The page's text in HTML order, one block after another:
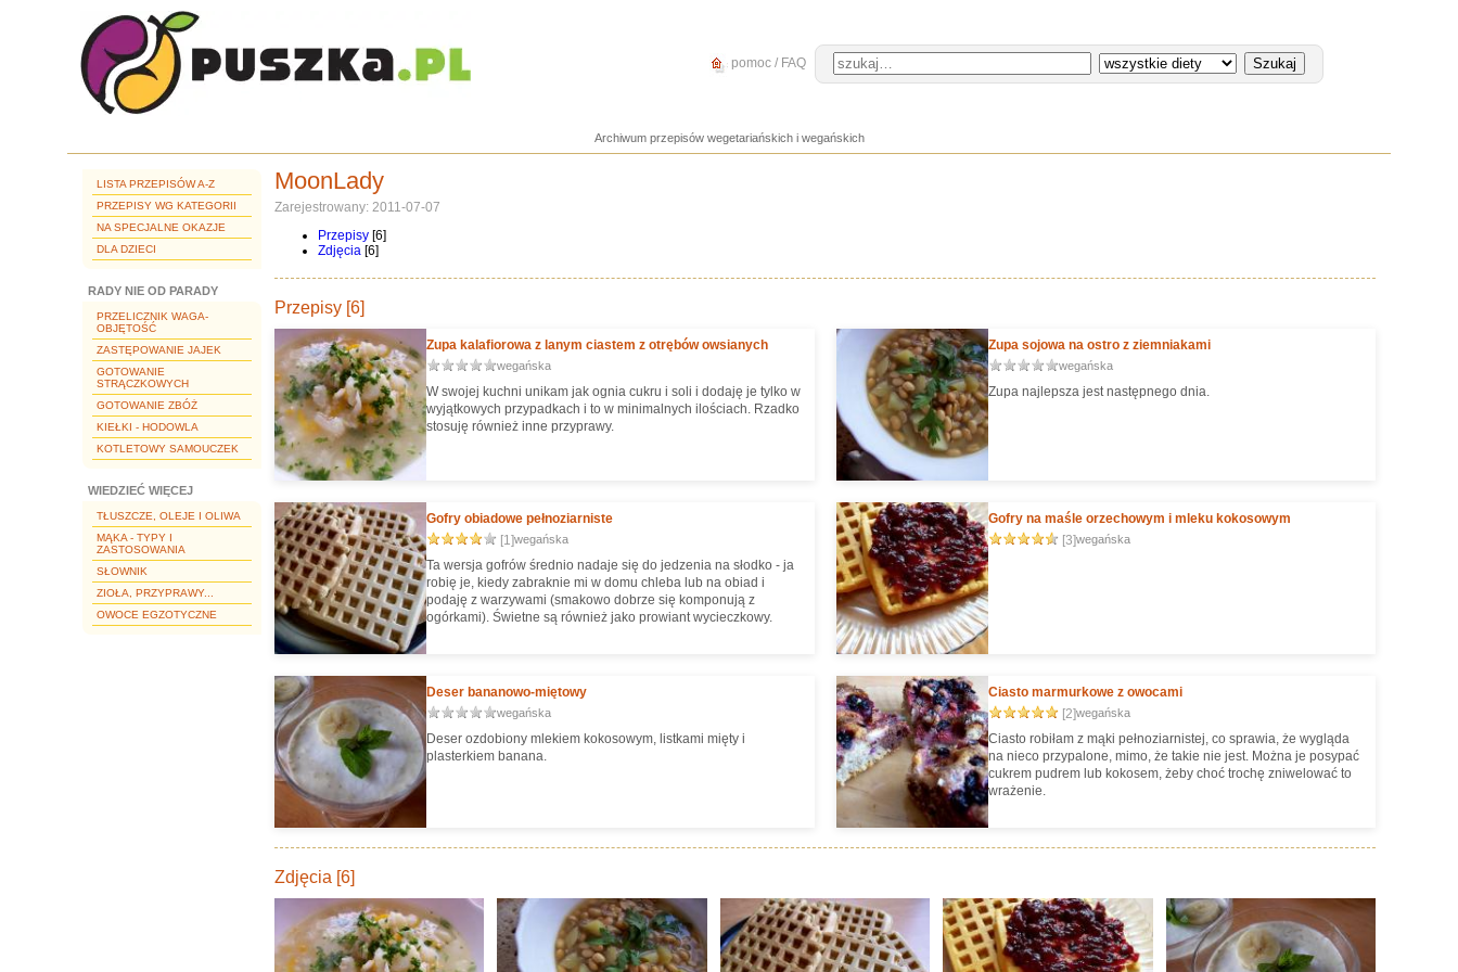
pomoc / FAQ
Archiwum przepisów wegetariańskich i wegańskich
LISTA PRZEPISÓW A-Z
PRZEPISY WG KATEGORII
NA SPECJALNE OKAZJE
DLA DZIECI
RADY NIE OD PARADY
PRZELICZNIK WAGA-
OBJĘTOŚĆ
ZASTĘPOWANIE JAJEK
GOTOWANIE
STRĄCZKOWYCH
GOTOWANIE ZBÓŻ
KIEŁKI - HODOWLA
KOTLETOWY SAMOUCZEK
WIEDZIEĆ WIĘCEJ
TŁUSZCZE, OLEJE I OLIWA
MĄKA - TYPY I
ZASTOSOWANIA
SŁOWNIK
ZIOŁA, PRZYPRAWY...
OWOCE EGZOTYCZNE
MoonLady
Zarejestrowany: 2011-07-07
Przepisy [6]
Zdjęcia [6]
Przepisy [6]
Zupa kalafiorowa z lanym ciastem z otrębów owsianych
wegańska
W swojej kuchni unikam jak ognia cukru i soli i dodaję je tylko w
wyjątkowych przypadkach i to w minimalnych ilościach. Rzadko
stosuję również inne przyprawy.
Zupa sojowa na ostro z ziemniakami
wegańska
Zupa najlepsza jest następnego dnia.
Gofry obiadowe pełnoziarniste
[1]wegańska
Ta wersja gofrów średnio nadaje się do jedzenia na słodko - ja
robię je, kiedy zabraknie mi w domu chleba lub na obiad i
podaję z warzywami (smakowo dobrze się komponują z
ogórkami). Świetne są również jako prowiant wycieczkowy.
Gofry na maśle orzechowym i mleku kokosowym
[3]wegańska
Deser bananowo-miętowy
wegańska
Deser ozdobiony mlekiem kokosowym, listkami mięty i
plasterkiem banana.
Ciasto marmurkowe z owocami
[2]wegańska
Ciasto robiłam z mąki pełnoziarnistej, co sprawia, że wygląda
na nieco przypalone, mimo, że takie nie jest. Można je posypać
cukrem pudrem lub kokosem, żeby choć trochę zniwelować to
wrażenie.
Zdjęcia [6]